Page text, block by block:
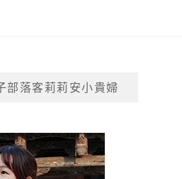
部落客莉莉安小貴婦